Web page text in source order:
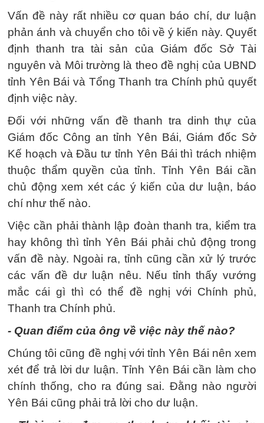
Vấn đề này rất nhiều cơ quan báo chí, dư luận
phản ánh và chuyển cho tôi về ý kiến này. Quyết
định thanh tra tài sản của Giám đốc Sở Tài
nguyên và Môi trường là theo đề nghị của UBND
tỉnh Yên Bái và Tổng Thanh tra Chính phủ quyết
định việc này.
Đối với những vấn đề thanh tra dinh thự của
Giám đốc Công an tỉnh Yên Bái, Giám đốc Sở
Kế hoạch và Đầu tư tỉnh Yên Bái thì trách nhiệm
thuộc thẩm quyền của tỉnh. Tỉnh Yên Bái cần
chủ động xem xét các ý kiến của dư luận, báo
chí như thế nào.
Việc cần phải thành lập đoàn thanh tra, kiểm tra
hay không thì tỉnh Yên Bái phải chủ động trong
vấn đề này. Ngoài ra, tỉnh cũng cần xử lý trước
các vấn đề dư luận nêu. Nếu tỉnh thấy vướng
mắc cái gì thì có thể đề nghị với Chính phủ,
Thanh tra Chính phủ.
- Quan điểm của ông về việc này thế nào?
Chúng tôi cũng đề nghị với tỉnh Yên Bái nên xem
xét để trả lời dư luận. Tỉnh Yên Bái cần làm cho
chính thống, cho ra đúng sai. Đằng nào người
Yên Bái cũng phải trả lời cho dư luận.